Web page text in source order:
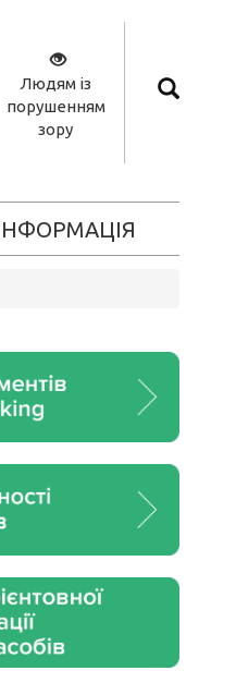
Людям із
порушенням
зору